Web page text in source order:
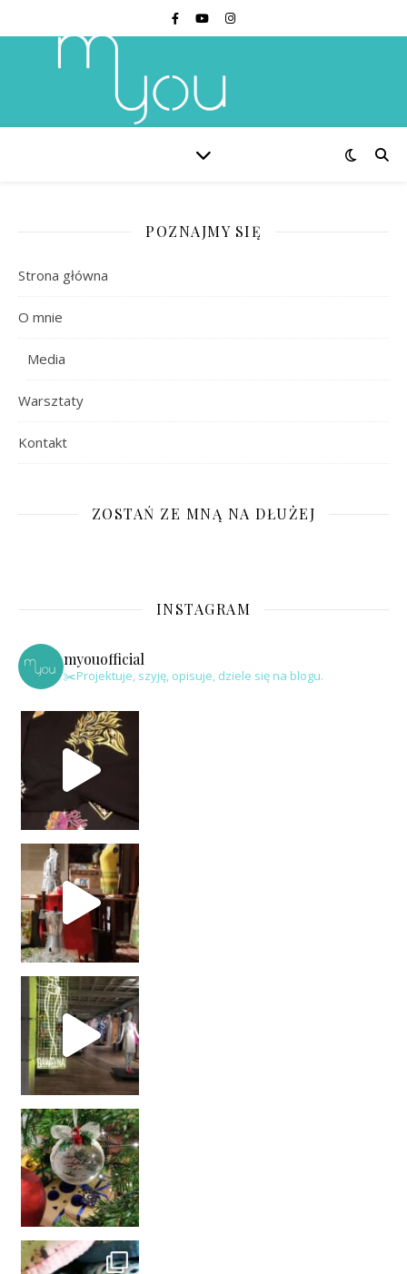
POZNAJMY SIĘ
Strona główna
O mnie
Media
Warsztaty
Kontakt
ZOSTAŃ ZE MNĄ NA DŁUŻEJ
INSTAGRAM
myouofficial
✂️Projektuje, szyję, opisuje, dziele się na blogu.